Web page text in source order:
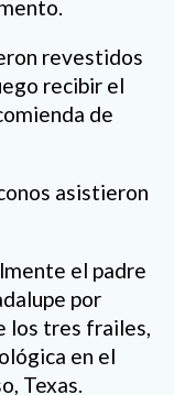
revestidos
recibir el
de
asistieron
el padre
por
los tres frailes,
en el
Texas.